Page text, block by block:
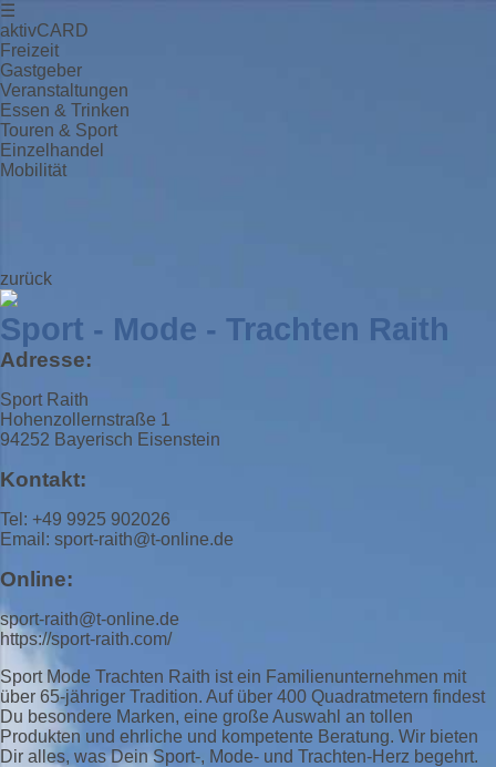
☰
aktivCARD
Freizeit
Gastgeber
Veranstaltungen
Essen & Trinken
Touren & Sport
Einzelhandel
Mobilität
zurück
Sport - Mode - Trachten Raith
Adresse:
Sport Raith
Hohenzollernstraße 1
94252 Bayerisch Eisenstein
Kontakt:
Tel: +49 9925 902026
Email: sport-raith@t-online.de
Online:
sport-raith@t-online.de
https://sport-raith.com/
Sport Mode Trachten Raith ist ein Familienunternehmen mit
über 65-jähriger Tradition. Auf über 400 Quadratmetern findest
Du besondere Marken, eine große Auswahl an tollen
Produkten und ehrliche und kompetente Beratung. Wir bieten
Dir alles, was Dein Sport-, Mode- und Trachten-Herz begehrt.